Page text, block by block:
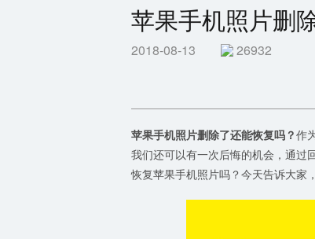
苹果手机照片删
2018-08-13 26932
苹果手机照片删除了还能恢复吗？作
我们还可以有一次后悔的机会，通过
恢复苹果手机照片吗？今天告诉大家